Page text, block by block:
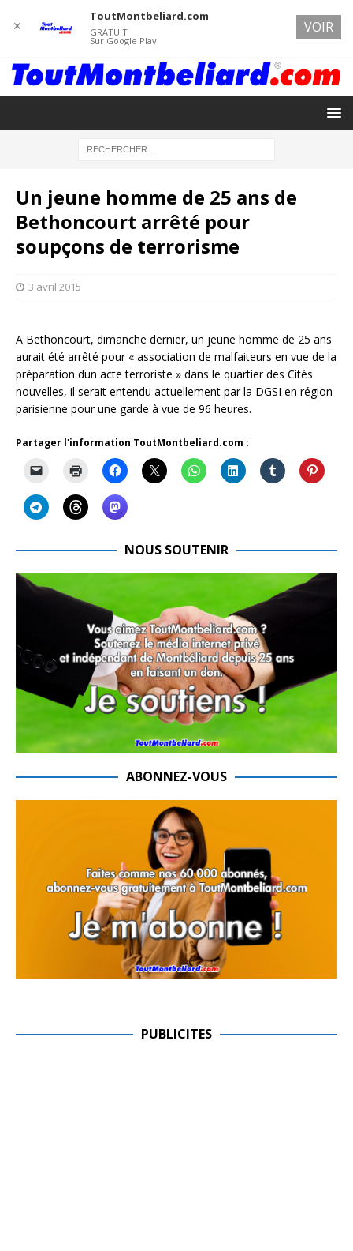
Un jeune homme de 25 ans de
Bethoncourt arrêté pour
soupçons de terrorisme
3 avril 2015
A Bethoncourt, dimanche dernier, un jeune homme de 25 ans
aurait été arrêté pour « association de malfaiteurs en vue de la
préparation dun acte terroriste » dans le quartier des Cités
nouvelles, il serait entendu actuellement par la DGSI en région
parisienne pour une garde à vue de 96 heures.
Partager l'information ToutMontbeliard.com :
NOUS SOUTENIR
ABONNEZ-VOUS
PUBLICITES
✕
ToutMontbeliard.com
GRATUIT
Sur Google Play
VOIR